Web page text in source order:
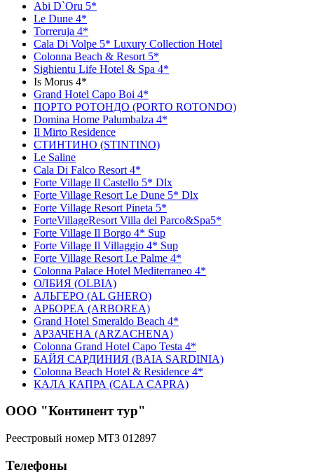
Abi D`Оru 5*
Le Dune 4*
Torreruja 4*
Cala Di Volpe 5* Luxury Collection Hotel
Colonna Beach & Resort 5*
Sighientu Life Hotel & Spa 4*
Is Morus 4*
Grand Hotel Capo Boi 4*
ПОРТО РОТОНДО (PORTO ROTONDO)
Domina Home Palumbalza 4*
Il Mirto Residence
СТИНТИНО (STINTINO)
Le Saline
Cala Di Falco Resort 4*
Forte Village Il Castello 5* Dlx
Forte Village Resort Le Dune 5* Dlx
Forte Village Resort Pineta 5*
ForteVillageResort Villa del Parco&Spа5*
Forte Village Il Borgo 4* Sup
Forte Village Il Villaggio 4* Sup
Forte Village Resort Le Palme 4*
Colonna Palace Hotel Mediterraneo 4*
ОЛБИЯ (OLBIA)
АЛЬГЕРО (AL GHERO)
АРБОРЕА (ARBOREA)
Grand Hotel Smeraldo Beach 4*
АРЗАЧЕНА (ARZACHENA)
Colonna Grand Hotel Capo Testa 4*
БАЙЯ САРДИНИЯ (BAIA SARDINIA)
Colonna Beach Hotel & Residence 4*
КАЛА КАПРА (CALA CAPRA)
ООО "Континент тур"
Реестровый номер МТЗ 012897
Телефоны